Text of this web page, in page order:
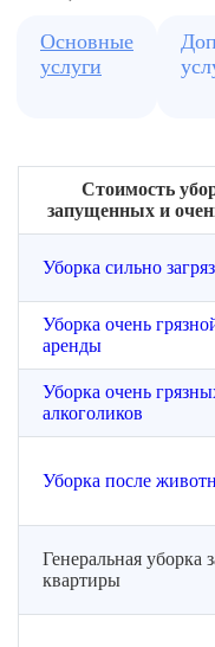
Основные
услуги
Стоимость
запущенных и
Уборка сильно
Уборка очень
аренды
Уборка очень
алкоголиков
Уборка после
Генеральная уборка
квартиры